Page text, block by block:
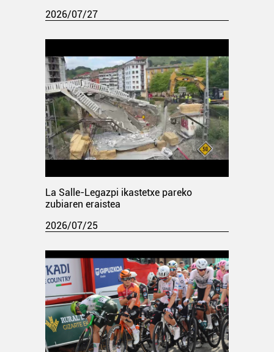
2026/07/27
La Salle-Legazpi ikastetxe pareko
zubiaren eraistea
2026/07/25